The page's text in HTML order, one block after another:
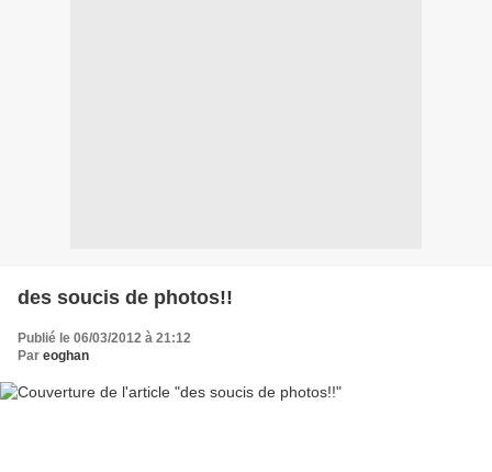
des soucis de photos!!
Publié le 06/03/2012 à 21:12
Par eoghan